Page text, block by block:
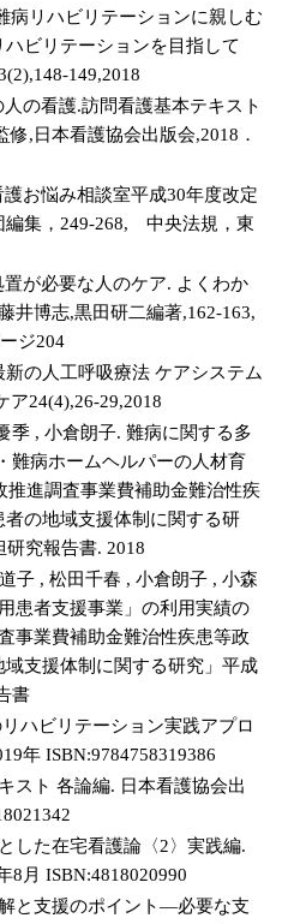
病リハビリテーションに親しむ
ビリテーションを目指して
149,2018
の看護.訪問看護基本テキスト
,日本看護協会出版会,2018．
お悩み相談室平成30年度改定
編集，249-268, 中央法規，東
が必要な人のケア. よくわか
井博志,黒田研二編著,162-163,
ジ204
の人工呼吸療法 ケアシステム
ア24(4),26-29,2018
季 , 小倉朗子. 難病に関する多
難病ホームヘルパーの人材育
推進調査事業費補助金難治性疾
の地域支援体制に関する研
究報告書. 2018
子 , 松田千春 , 小倉朗子 , 小森
患者支援事業」の利用実績の
事業費補助金難治性疾患等政
支援体制に関する研究」平成
書
ハビリテーション実践アプロ
年 ISBN:9784758319386
スト 各論編. 日本看護協会出
した在宅看護論〈2〉実践編.
8月 ISBN:4818020990
と支援のポイント―必要な支